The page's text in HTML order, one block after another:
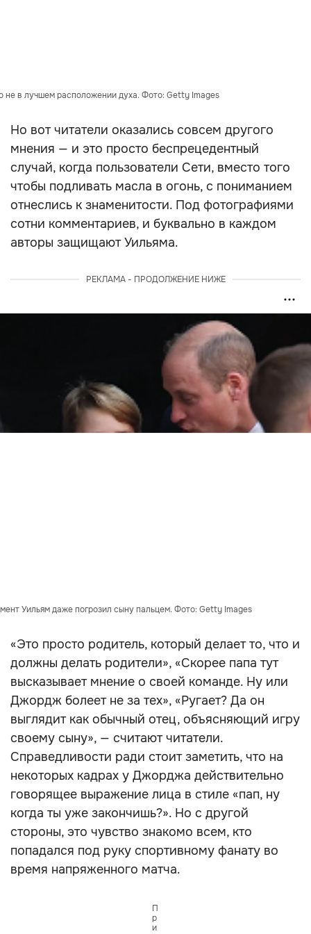
в лучшем расположении духа. Фото: Getty Images
Но вот читатели оказались совсем другого
мнения — и это просто беспрецедентный
случай, когда пользователи Сети, вместо того
чтобы подливать масла в огонь, с пониманием
отнеслись к знаменитости. Под фотографиями
сотни комментариев, и буквально в каждом
авторы защищают Уильяма.
РЕКЛАМА - ПРОДОЛЖЕНИЕ НИЖЕ
Уильям даже погрозил сыну пальцем. Фото: Getty Images
«Это просто родитель, который делает то, что и
должны делать родители», «Скорее папа тут
высказывает мнение о своей команде. Ну или
Джордж болеет не за тех», «Ругает? Да он
выглядит как обычный отец, объясняющий игру
своему сыну», — считают читатели.
Справедливости ради стоит заметить, что на
некоторых кадрах у Джорджа действительно
говорящее выражение лица в стиле «пап, ну
когда ты уже закончишь?». Но с другой
стороны, это чувство знакомо всем, кто
попадался под руку спортивному фанату во
время напряженного матча.
П
р
и